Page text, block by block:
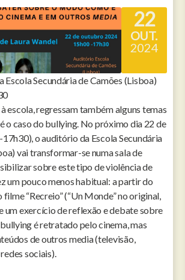
22
OUT.
2024
Escola Secundária de Camões (Lisboa)
escola, regressam também alguns temas
o caso do bullying. No próximo dia 22 de
o auditório da Escola Secundária
vai transformar-se numa sala de
sobre este tipo de violência de
um pouco menos habitual: a partir do
“Recreio” (“Un Monde” no original,
um exercício de reflexão e debate sobre
é retratado pelo cinema, mas
de outros media (televisão,
sociais).